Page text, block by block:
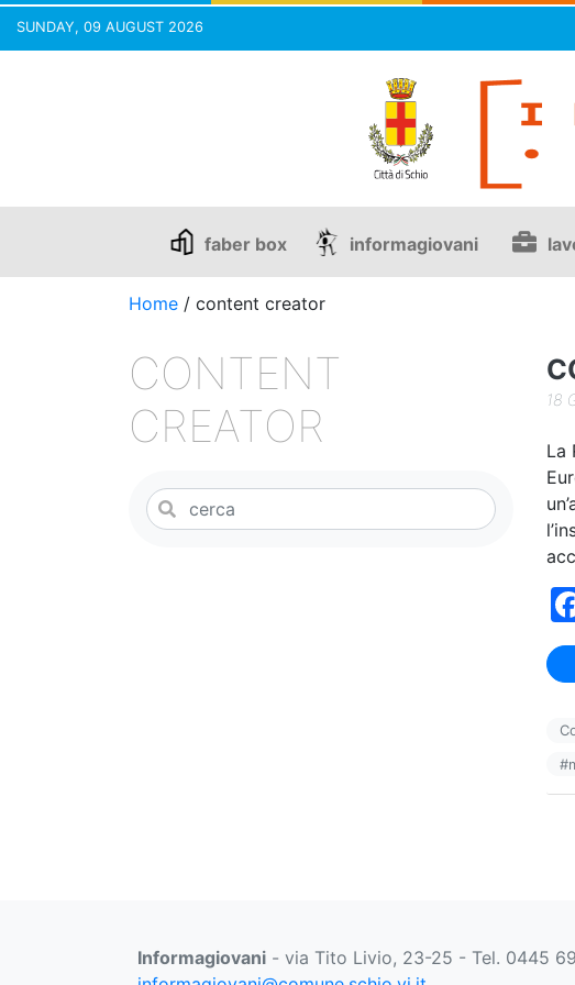
SUNDAY, 09 AUGUST 2026
faber box informagiovani
Home / content creator
18
La
#
CONTENT
CREATOR
Informagiovani - via Tito Livio, 23-25 - Tel. 0445